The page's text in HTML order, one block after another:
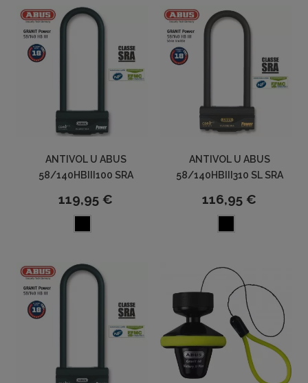
ANTIVOL U ABUS
58/140HBIII100 SRA
119,95 €
ANTIVOL U ABUS
58/140HBIII310 SL SRA
116,95 €